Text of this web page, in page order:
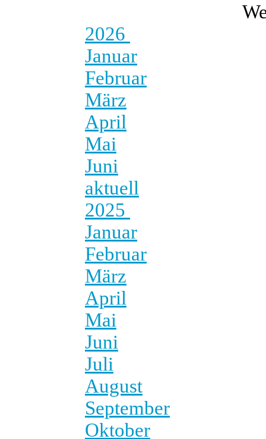
2026
Januar
Februar
März
April
Mai
Juni
aktuell
2025
Januar
Februar
März
April
Mai
Juni
Juli
August
September
Oktober